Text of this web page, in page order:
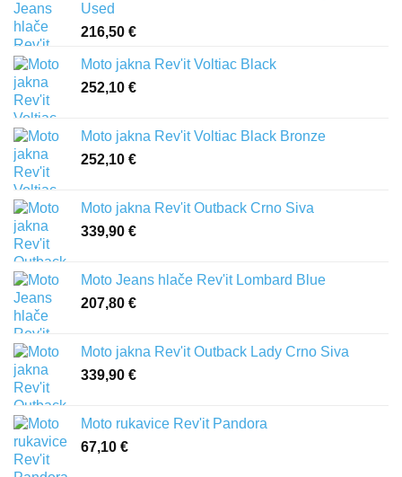
Used
216,50 €
Moto jakna Rev'it Voltiac Black
252,10 €
Moto jakna Rev'it Voltiac Black Bronze
252,10 €
Moto jakna Rev'it Outback Crno Siva
339,90 €
Moto Jeans hlače Rev'it Lombard Blue
207,80 €
Moto jakna Rev'it Outback Lady Crno Siva
339,90 €
Moto rukavice Rev'it Pandora
67,10 €